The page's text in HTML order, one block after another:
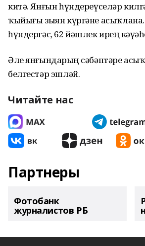
китә. Янғын һүндереүселәр
ҡыйығы зыян күргәне
һүндергәс, 62 йәшлек ирҙең
Әле янғындарҙың сәбәптәре
белгестәр эшләй.
Читайте нас
Партнеры
Фотобанк
журналистов РБ